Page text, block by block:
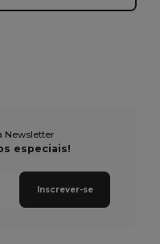
Newsletter
especiais!
Inscrever-se